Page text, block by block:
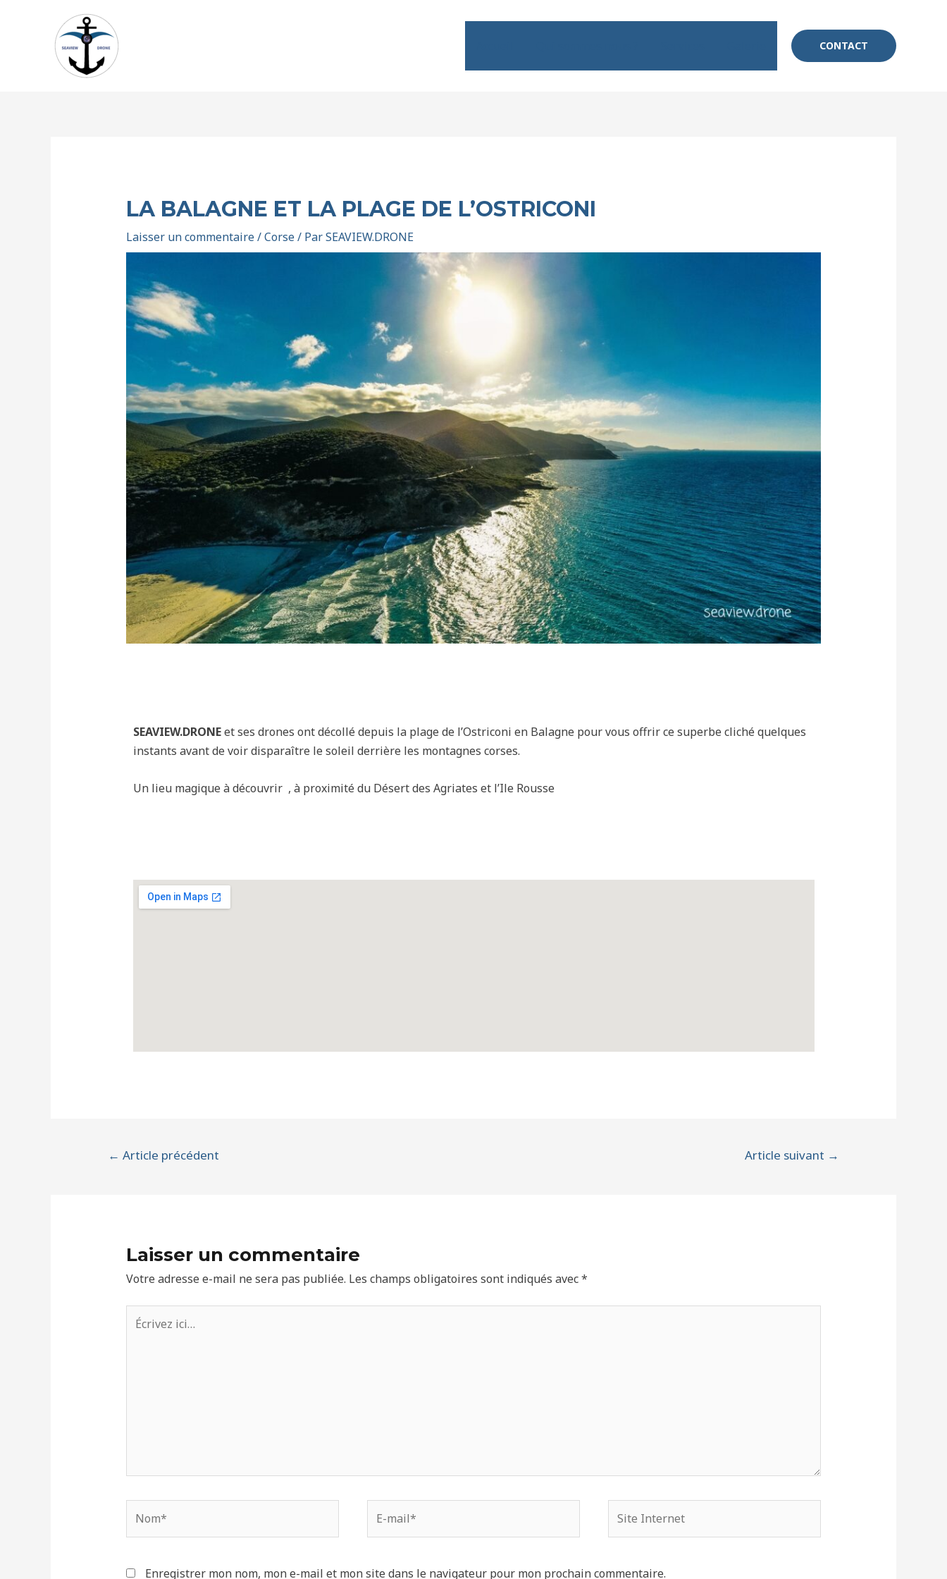
CONTACT
LA BALAGNE ET LA PLAGE DE L’OSTRICONI
Laisser un commentaire/Corse/ ParSEAVIEW.DRONE
SEAVIEW.DRONEet ses drones ont décollé depuis la plage de l’Ostriconi en Balagne pour vous offrir ce superbe cliché quelques
instants avant de voir disparaître le soleil derrière les montagnes corses.
Un lieu magique à découvrir , à proximité du Désert des Agriates et l’Ile Rousse
← Article précédent Article suivant →
Laisser un commentaire
Votre adresse e-mail ne sera pas publiée. Les champs obligatoires sont indiqués avec*
Enregistrer mon nom, mon e-mail et mon site dans le navigateur pour mon prochain commentaire.